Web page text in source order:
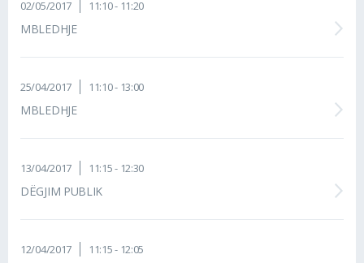
02/05/2017 11:10 - 11:20
MBLEDHJE
25/04/2017 11:10 - 13:00
MBLEDHJE
13/04/2017 11:15 - 12:30
DËGJIM PUBLIK
12/04/2017 11:15 - 12:05